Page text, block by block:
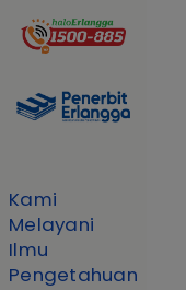
Kami
Melayani
Ilmu
Pengetahuan